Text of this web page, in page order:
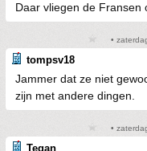
Daar vliegen de Fransen
•
tompsv18
Jammer dat ze niet
zijn met andere dingen.
•
Tegan